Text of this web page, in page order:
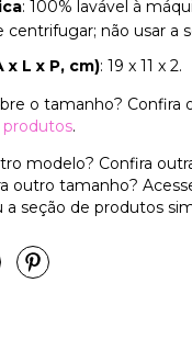
: 100% lavável à
centrifugar; não usar a
x L x P, cm): 19 x 11 x 2.
o tamanho? Confira
produtos.
modelo? Confira
outro tamanho?
a seção de produtos